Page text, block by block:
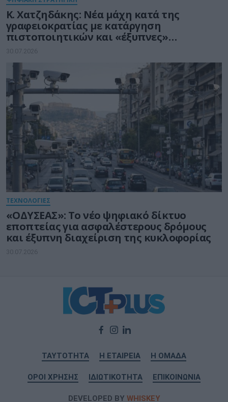
Κ. Χατζηδάκης: Νέα μάχη κατά της
γραφειοκρατίας με κατάργηση
πιστοποιητικών και «έξυπνες»
διασταυρώσεις του Δημοσίου
30.07.2026
ΤΕΧΝΟΛΟΓΙΕΣ
«ΟΔΥΣΕΑΣ»: Το νέο ψηφιακό δίκτυο
εποπτείας για ασφαλέστερους δρόμους
και έξυπνη διαχείριση της κυκλοφορίας
30.07.2026
ΤΑΥΤΟΤΗΤΑ Η ΕΤΑΙΡΕΙΑ Η ΟΜΑΔΑ
ΟΡΟΙ ΧΡΗΣΗΣ ΙΔΙΩΤΙΚΟΤΗΤΑ ΕΠΙΚΟΙΝΩΝΙΑ
DEVELOPED BY WHISKEY